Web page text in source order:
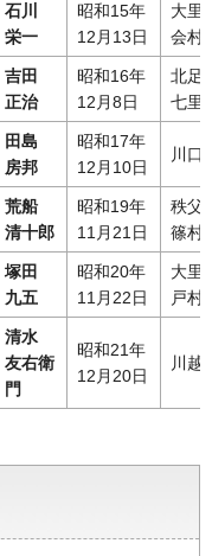
石川
栄一
昭和15年
12月13日
大里
会村
吉田
正治
昭和16年
12月8日
北足
七里
田島
房邦
昭和17年
12月10日
川口
荒船
清十郎
昭和19年
11月21日
秩父
篠村
塚田
九五
昭和20年
11月22日
大里
戸村
清水
友右衛
門
昭和21年
12月20日
川越